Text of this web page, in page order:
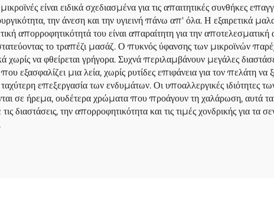
είναι ειδικά σχεδιασμένα για τις απαιτητικές συνθήκες
την άνεση και την υγιεινή πάνω απ' όλα. Η εξαιρετικά
απορροφητικότητά του είναι απαραίτητη για την
το τραπέζι μασάζ. Ο πυκνός ύφανσης των μικροϊνών
χωρίς να φθείρεται γρήγορα. Συχνά περιλαμβάνουν μεγάλες
εξασφαλίζει μια λεία, χωρίς ρυτίδες επιφάνεια για τον πελάτη
επεξεργασία των ενδυμάτων. Οι υποαλλεργικές ιδιότητες
σε ήρεμα, ουδέτερα χρώματα που προάγουν τη χαλάρωση, αυτά τα
διαστάσεις, την απορροφητικότητα και τις τιμές χονδρικής για